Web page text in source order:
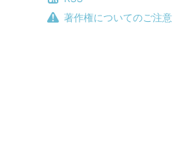
著作権についてのご注意